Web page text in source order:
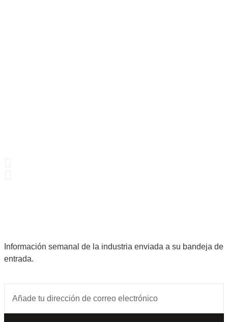
Información semanal de la industria enviada a su bandeja de
entrada.